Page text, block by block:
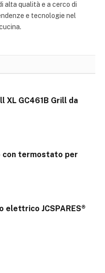
alta qualità e a cerco di
e tecnologie nel
XL GC461B Grill da
con termostato per
JCSPARES®